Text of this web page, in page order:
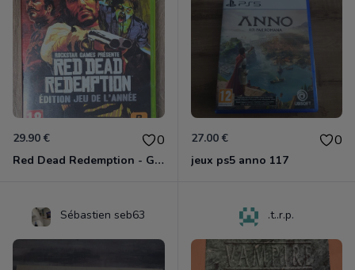
29.90 € 0
Red Dead Redemption - Game Of The Year Xbox 360
27.00 € 0
jeux ps5 anno 117
Sébastien seb63 .t..r.p.